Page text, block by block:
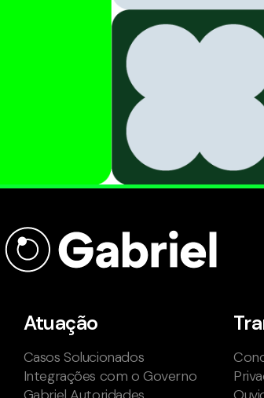
Atuação
Casos Solucionados
Integrações com o Governo